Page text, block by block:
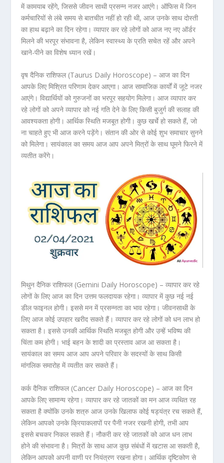
में कामयाब रहेंगे, जिससे जीवन साथी प्रसन्न नजर आएंगे। ऑफिस में जिन
कर्मचारियों से लंबे समय से बातचीत नहीं हो रही थी, आज उनके साथ दोस्ती
का हाथ बढ़ाने का दिन रहेगा। व्यापार कर रहे लोगों को आज नए नए ऑर्डर
मिलने की भरपूर संभावना है, लेकिन स्वास्थ्य के प्रति सचेत रहें और अपने
खाने-पीने का विशेष ध्यान रखें।
वृष दैनिक राशिफल (Taurus Daily Horoscope) – आज का दिन
आपके लिए मिश्रित परिणाम देकर आएगा। आज सामाजिक कार्यों में जूटे नजर
आएंगे। विद्यार्थियों को गुरुजनों का भरपूर सहयोग मिलेगा। आज व्यापार कर
रहे लोगों को अपने व्यापार को नई गति देने के लिए किसी बुजुर्ग की सलाह की
आवश्यकता होगी। आर्थिक स्थिति मजबूत होगी। कुछ खर्चे हो सकते हैं, जो
ना चाहते हुए भी आज करने पड़ेंगे। संतान की ओर से कोई शुभ समाचार सुनने
को मिलेगा। सायंकाल का समय आज आप अपने मित्रों के साथ घूमने फिरने में
व्यतीत करेंगे।
मिथुन दैनिक राशिफल (Gemini Daily Horoscope) – व्यापार कर रहे
लोगों के लिए आज का दिन उत्तम फलदायक रहेगा। व्यापार में कुछ नई नई
डील फाइनल होगी। इससे मन में प्रसन्नता का भाव रहेगा। जीवनसाथी के
लिए आज कोई उपहार खरीद सकते हैं। व्यापार कर रहे लोगों को धन लाभ हो
सकता है। इससे उनकी आर्थिक स्थिति मजबूत होगी और उन्हें भविष्य की
चिंता कम होगी। भाई बहन के शादी का प्रस्ताव आज आ सकता है।
सायंकाल का समय आज आप अपने परिवार के सदस्यों के साथ किसी
मांगलिक समारोह में व्यतीत कर सकते हैं।
कर्क दैनिक राशिफल (Cancer Daily Horoscope) – आज का दिन
आपके लिए सामान्य रहेगा। व्यापार कर रहे जातकों का मन आज व्यथित रह
सकता है क्योंकि उनके शत्रु आज उनके खिलाफ कोई षड्यंत्र रच सकते हैं,
लेकिन आपको उनके क्रियाकलापों पर पैनी नजर रखनी होगी, तभी आप
इससे बचकर निकल सकते हैं। नौकरी कर रहे जातकों को आज धन लाभ
होने की संभावना है। मित्रों के साथ आज कुछ संबंधों में खटास आ सकती है,
लेकिन आपको अपनी वाणी पर नियंत्रण रखना होगा। आर्थिक दृष्टिकोण से